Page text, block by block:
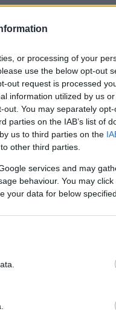
or processing of your
use the below opt-out
out request is processed
information utilized by us
You may separately
parties on the IAB’s list of
us to third parties on the
other third parties.
services and may
behaviour. You may
your data for below
για την
Τυρνάβου, όπου
πατέρα τους
απόπειρα
του
26χρονος, το
ημέρας για τη
πήγε στην
που λύνει